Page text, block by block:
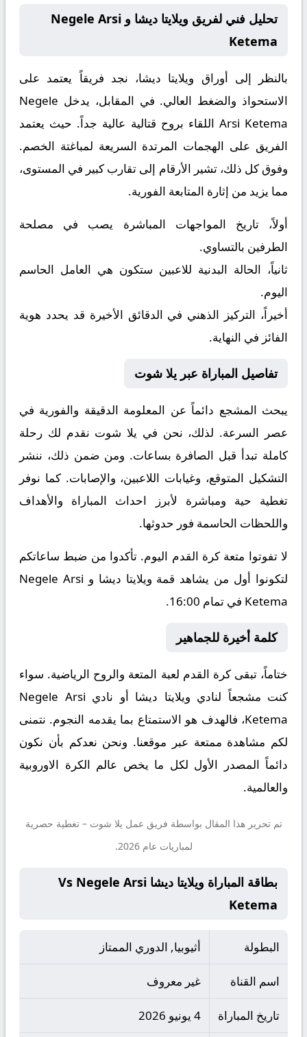
تحليل فني لفريق ويلايتا ديشا و Negele Arsi
Ketema
بالنظر إلى أوراق ويلايتا ديشا، نجد فريقاً يعتمد على
الاستحواذ والضغط العالي. في المقابل، يدخل Negele
Arsi Ketema اللقاء بروح قتالية عالية جداً. حيث يعتمد
الفريق على الهجمات المرتدة السريعة لمباغتة الخصم.
وفوق كل ذلك، تشير الأرقام إلى تقارب كبير في المستوى،
مما يزيد من إثارة المتابعة الفورية.
أولاً، تاريخ المواجهات المباشرة يصب في مصلحة
الطرفين بالتساوي.
ثانياً، الحالة البدنية للاعبين ستكون هي العامل الحاسم
اليوم.
أخيراً، التركيز الذهني في الدقائق الأخيرة قد يحدد هوية
الفائز في النهاية.
تفاصيل المباراة عبر يلا شوت
يبحث المشجع دائماً عن المعلومة الدقيقة والفورية في
عصر السرعة. لذلك، نحن في يلا شوت نقدم لك رحلة
كاملة تبدأ قبل الصافرة بساعات. ومن ضمن ذلك، ننشر
التشكيل المتوقع، وغيابات اللاعبين، والإصابات. كما نوفر
تغطية حية ومباشرة لأبرز احداث المباراة والأهداف
واللحظات الحاسمة فور حدوثها.
لا تفوتوا متعة كرة القدم اليوم. تأكدوا من ضبط ساعاتكم
لتكونوا أول من يشاهد قمة ويلايتا ديشا و Negele Arsi
Ketema في تمام 16:00.
كلمة أخيرة للجماهير
ختاماً، تبقى كرة القدم لعبة المتعة والروح الرياضية. سواء
كنت مشجعاً لنادي ويلايتا ديشا أو نادي Negele Arsi
Ketema، فالهدف هو الاستمتاع بما يقدمه النجوم. نتمنى
لكم مشاهدة ممتعة عبر موقعنا. ونحن نعدكم بأن نكون
دائماً المصدر الأول لكل ما يخص عالم الكرة الاوروبية
والعالمية.
تم تحرير هذا المقال بواسطة فريق عمل يلا شوت – تغطية حصرية
لمباريات عام 2026.
بطاقة المباراة ويلايتا ديشا Vs Negele Arsi
Ketema
البطولة أثيوبيا, الدوري الممتاز
اسم القناة غير معروف
تاريخ المباراة 4 يونيو 2026